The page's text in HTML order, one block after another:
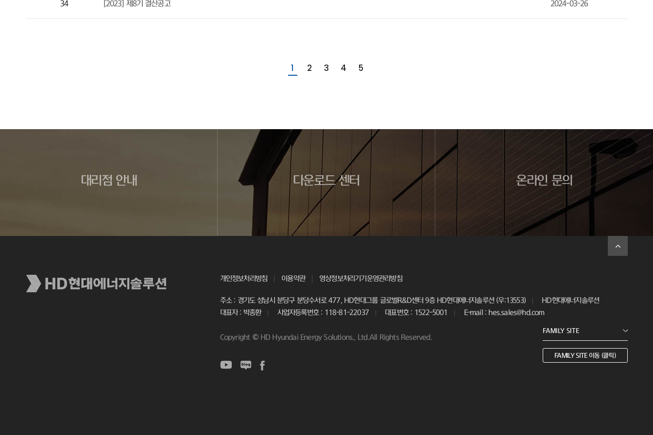
34 [2023] 제8기 결산공고 2024-03-26
1 2 3 4 5
대리점 안내 다운로드 센터 온라인 문의
개인정보처리방침 이용약관 영상정보처리기기운영관리방침
주소 : 경기도 성남시 분당구 분당수서로 477, HD현대그룹 글로벌R&D센터 9층 HD현대에너지솔루션 (우:13553)
HD현대에너지솔루션
대표자 : 박종환
사업자등록번호 : 118-81-22037 대표번호 : 1522-5001 E-mail : hes.sales@hd.com
Copyright © HD Hyundai Energy Solutions., Ltd.All Rights Reserved.
FAMILY SITE 이동 (클릭)